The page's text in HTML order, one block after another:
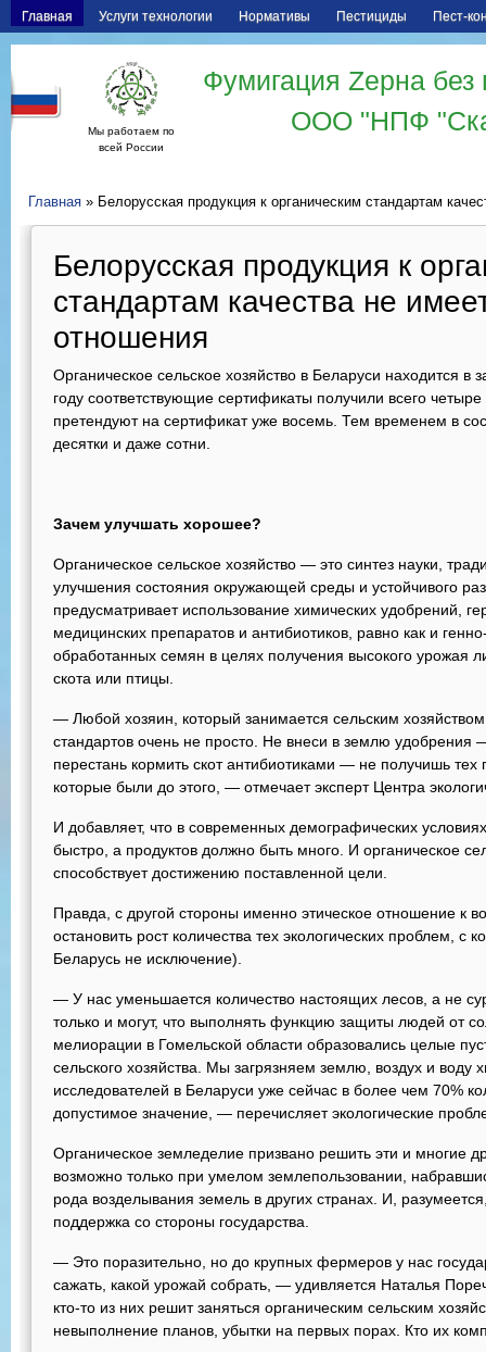
Главная Услуги технологии Нормативы Пестициды Пест-
Мы работаем по
всей России
Фумигация Zерна
ООО "НПФ
Главная » Белорусская продукция к органическим стандартам
Белорусская продукция к
стандартам качества не
отношения
Органическое сельское хозяйство в Беларуси находится
году соответствующие сертификаты получили всего
претендуют на сертификат уже восемь. Тем временем в
десятки и даже сотни.
Зачем улучшать хорошее?
Органическое сельское хозяйство — это синтез науки,
улучшения состояния окружающей среды и устойчивого
предусматривает использование химических удобрений,
медицинских препаратов и антибиотиков, равно как и
обработанных семян в целях получения высокого урожая
скота или птицы.
— Любой хозяин, который занимается сельским
стандартов очень не просто. Не внеси в землю удобрения
перестань кормить скот антибиотиками — не получишь
которые были до этого, — отмечает эксперт Центра
И добавляет, что в современных демографических
быстро, а продуктов должно быть много. И органическое
способствует достижению поставленной цели.
Правда, с другой стороны именно этическое отношение к
остановить рост количества тех экологических проблем, с
Беларусь не исключение).
— У нас уменьшается количество настоящих лесов, а не
только и могут, что выполнять функцию защиты людей от
мелиорации в Гомельской области образовались целые
сельского хозяйства. Мы загрязняем землю, воздух и воду
исследователей в Беларуси уже сейчас в более чем 70%
допустимое значение, — перечисляет экологические
Органическое земледелие призвано решить эти и многие
возможно только при умелом землепользовании,
рода возделывания земель в других странах. И,
поддержка со стороны государства.
— Это поразительно, но до крупных фермеров у нас
сажать, какой урожай собрать, — удивляется Наталья
кто-то из них решит заняться органическим сельским
невыполнение планов, убытки на первых порах. Кто их